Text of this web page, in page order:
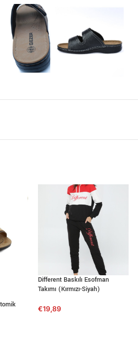
Different Baskılı Esofman
Takımı (Kırmızı-Siyah)
€19,89